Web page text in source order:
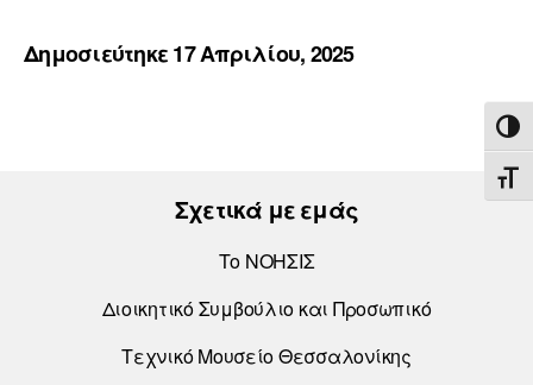
Δημοσιεύτηκε 17 Απριλίου, 2025
Σχετικά με εμάς
Το ΝΟΗΣΙΣ
Διοικητικό Συμβούλιο και Προσωπικό
Τεχνικό Μουσείο Θεσσαλονίκης